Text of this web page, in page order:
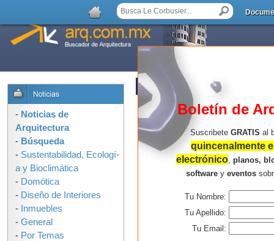
AGREGAR COMENTARIO
Boletín de
Suscribete GRATIS al
quincenalmente
electrónico, planos,
softwarey eventos
Tu Nombre:
Tu Apellido:
Tu Email:
- Noticias de
Arquitectura
- Búsqueda
- Sustentabilidad, Ecologí­
a y Bioclimática
- Domótica
- Diseño de Interiores
- Inmuebles
- General
- Por Temas